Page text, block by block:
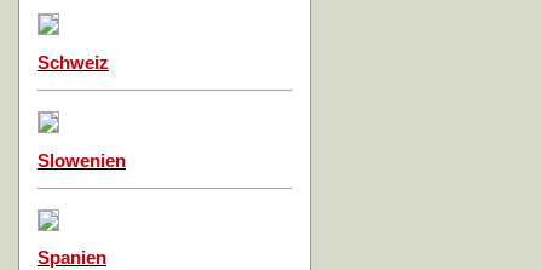
Schweiz
Slowenien
Spanien